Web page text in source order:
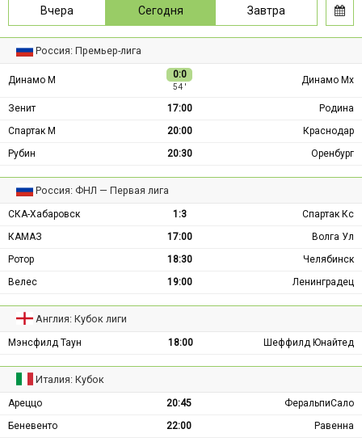
Вчера Сегодня Завтра
Россия: Премьер-лига
Динамо М 0:0
54 ′
Динамо Мх
Зенит 17:00
Родина
Спартак М
20:00
Краснодар
Рубин
20:30 Оренбург
Россия: ФНЛ — Первая лига
СКА-Хабаровск 1:3
Спартак Кс
КАМАЗ
17:00
Волга Ул
Ротор
18:30
Челябинск
Велес
19:00 Ленинградец
Англия: Кубок лиги
Мэнсфилд Таун 18:00 Шеффилд Юнайтед
Италия: Кубок
Ареццо 20:45
ФеральпиСало
Беневенто
22:00 Равенна